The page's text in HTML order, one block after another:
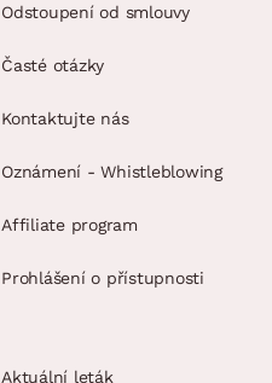
Odstoupení od smlouvy
Časté otázky
Kontaktujte nás
Oznámení - Whistleblowing
Affiliate program
Prohlášení o přístupnosti
Aktuální leták